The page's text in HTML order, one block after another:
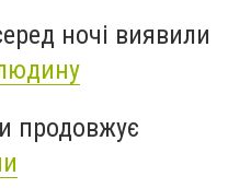
ночі виявили
продовжує